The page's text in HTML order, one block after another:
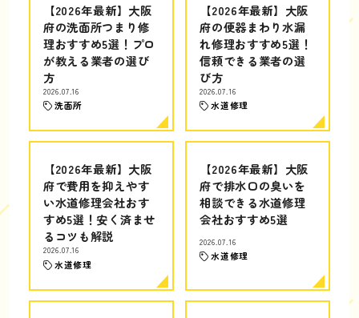
【2026年最新】大阪
府の洗面所つまり修
理おすすめ5選！プロ
が教える業者の選び
方
2026.07.16
洗面所
【2026年最新】大阪
府の便器まわり水漏
れ修理おすすめ5選！
信頼できる業者の選
び方
2026.07.16
水道修理
【2026年最新】大阪
府で費用を抑えやす
い水道修理会社おす
すめ5選！安く済ませ
るコツも解説
2026.07.16
水道修理
【2026年最新】大阪
府で排水口の臭いを
相談できる水道修理
会社おすすめ5選
2026.07.16
水道修理